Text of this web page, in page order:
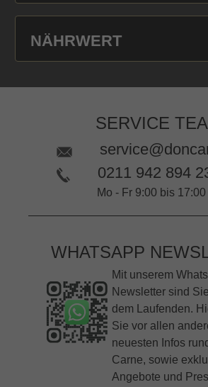
NÄHRWERT
SERVICE
0211 942 894
Mo - Fr 9:00 bis
WHATSAPP
Mit unserem
Newsletter sind
dem Laufenden.
Sie vor allen
neuesten Infos
Carne, sowie
Angebote und